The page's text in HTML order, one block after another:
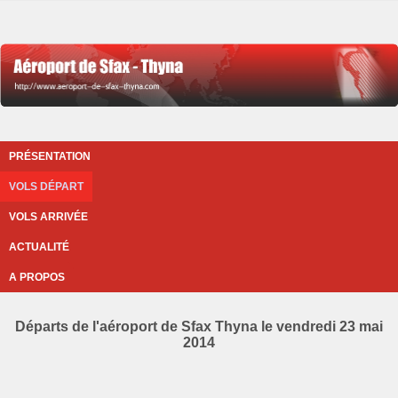
PRÉSENTATION
VOLS DÉPART
VOLS ARRIVÉE
ACTUALITÉ
A PROPOS
Départs de l'aéroport de Sfax Thyna le vendredi 23 mai
2014